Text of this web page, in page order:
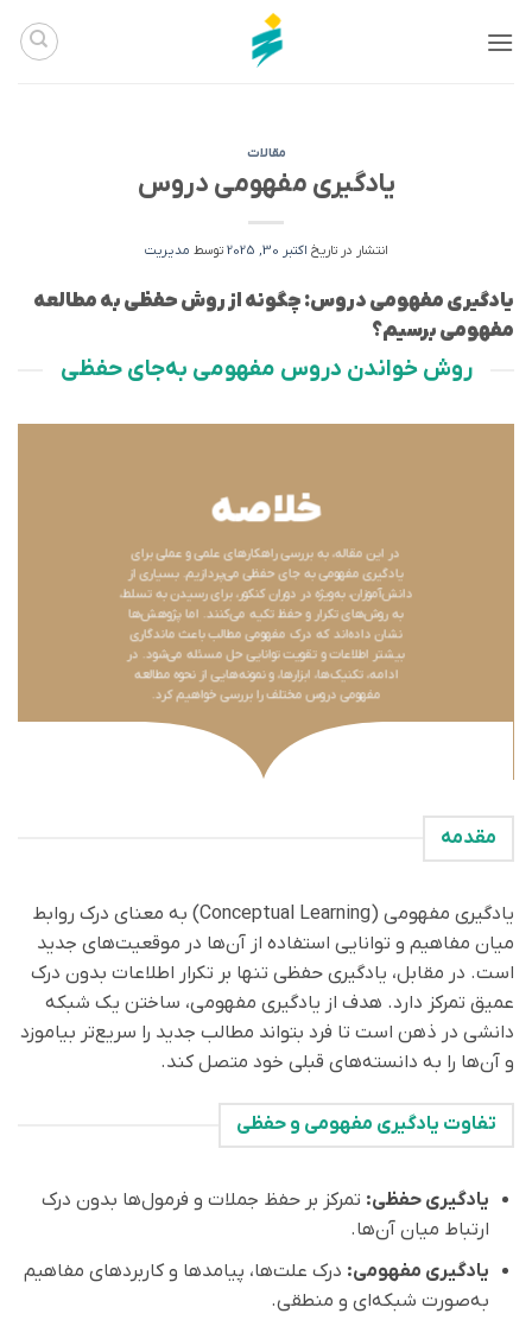
مقالات
یادگیری مفهومی دروس
انتشار در تاریخ اکتبر 30, 2025 توسط مدیریت
یادگیری مفهومی دروس: چگونه از روش حفظی به مطالعه
مفهومی برسیم؟
روش خواندن دروس مفهومی به‌جای حفظی
خلاصه
در این مقاله، به بررسی راهکارهای علمی و عملی برای
یادگیری مفهومی به جای حفظی می‌پردازیم. بسیاری از
دانش‌آموزان، به‌ویژه در دوران کنکور، برای رسیدن به تسلط،
به روش‌های تکرار و حفظ تکیه می‌کنند. اما پژوهش‌ها
نشان داده‌اند که درک مفهومی مطالب باعث ماندگاری
بیشتر اطلاعات و تقویت توانایی حل مسئله می‌شود. در
ادامه، تکنیک‌ها، ابزارها، و نمونه‌هایی از نحوه مطالعه
مفهومی دروس مختلف را بررسی خواهیم کرد.
مقدمه
یادگیری مفهومی (Conceptual Learning) به معنای درک روابط
میان مفاهیم و توانایی استفاده از آن‌ها در موقعیت‌های جدید
است. در مقابل، یادگیری حفظی تنها بر تکرار اطلاعات بدون درک
عمیق تمرکز دارد. هدف از یادگیری مفهومی، ساختن یک شبکه
دانشی در ذهن است تا فرد بتواند مطالب جدید را سریع‌تر بیاموزد
و آن‌ها را به دانسته‌های قبلی خود متصل کند.
تفاوت یادگیری مفهومی و حفظی
یادگیری حفظی: تمرکز بر حفظ جملات و فرمول‌ها بدون درک
ارتباط میان آن‌ها.
یادگیری مفهومی: درک علت‌ها، پیامدها و کاربردهای مفاهیم
به‌صورت شبکه‌ای و منطقی.